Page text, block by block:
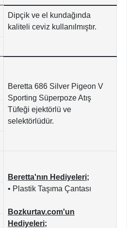
Dipçik ve el kundağında
kaliteli ceviz kullanılmıştır.
Beretta 686 Silver Pigeon V
Sporting Süperpoze Atış
Tüfeği ejektörlü ve
selektörlüdür.
Beretta'nın Hediyeleri;
• Plastik Taşıma Çantası
Bozkurtav.com'un
Hediyeleri;